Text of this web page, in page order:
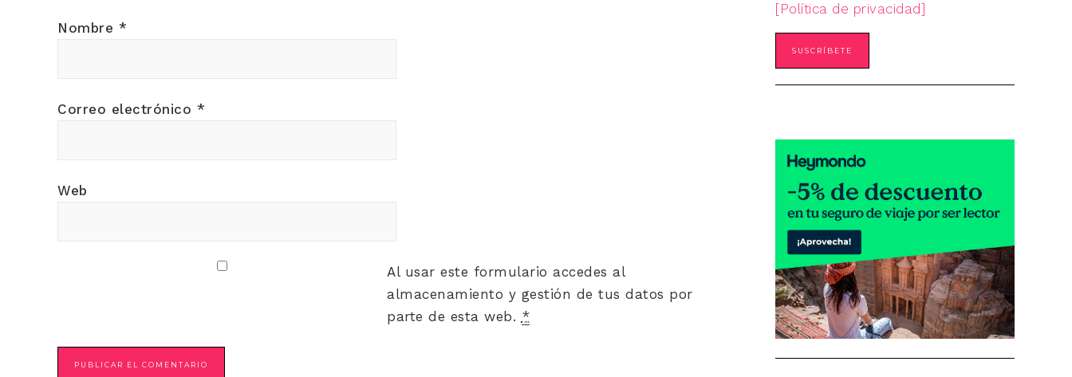
Nombre *
Correo electrónico *
Web
Al usar este formulario accedes al
almacenamiento y gestión de tus datos por
parte de esta web. *
[Política de privacidad]